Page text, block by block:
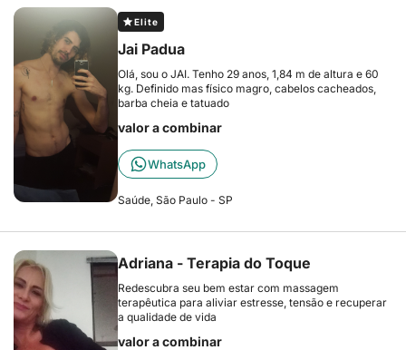
Elite
Jai Padua
Olá, sou o JAI. Tenho 29 anos, 1,84 m de altura e 60
kg. Definido mas físico magro, cabelos cacheados,
barba cheia e tatuado
valor a combinar
WhatsApp
Saúde, São Paulo - SP
Adriana - Terapia do Toque
Redescubra seu bem estar com massagem
terapêutica para aliviar estresse, tensão e recuperar
a qualidade de vida
valor a combinar